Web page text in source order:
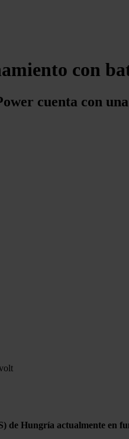
con
cuenta con
de Hungría actualmente en